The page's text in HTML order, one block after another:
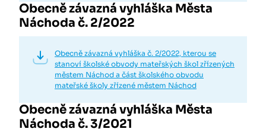
Obecně závazná vyhláška Města
Náchoda č. 2/2022
Obecně závazná vyhláška č. 2/2022, kterou se
stanoví školské obvody mateřských škol zřízených
městem Náchod a část školského obvodu
mateřské školy zřízené městem Náchod
Obecně závazná vyhláška Města
Náchoda č. 3/2021